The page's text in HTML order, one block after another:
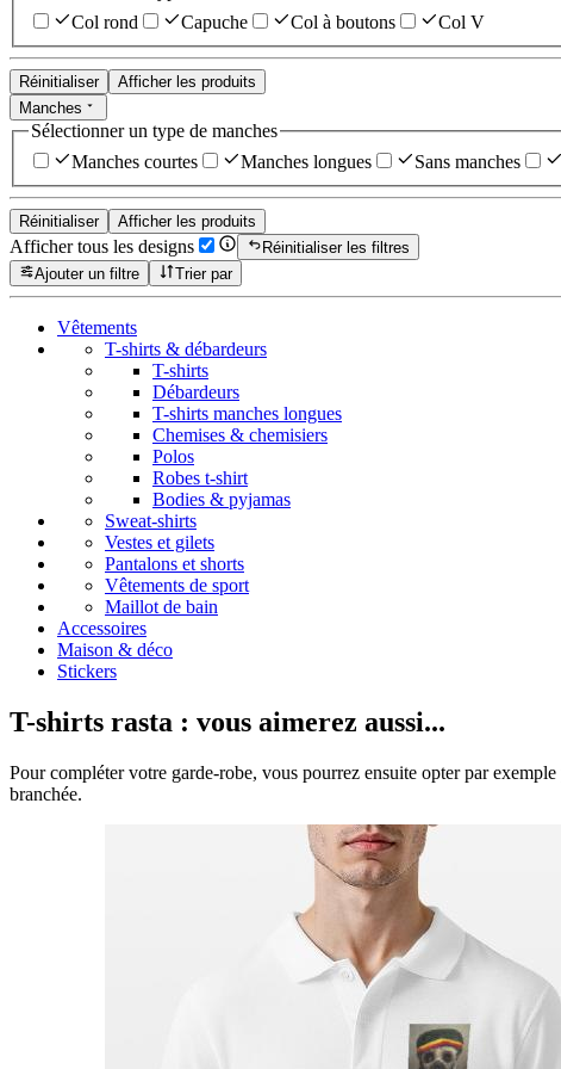
Col rond
Capuche Col à boutons Col V
Réinitialiser
Afficher les produits
Manches
Sélectionner un type de manches
Manches courtes
Manches longues Sans manches
Réinitialiser Afficher les produits
Afficher tous les designs
Réinitialiser les filtres
Ajouter un filtre
Trier par
Vêtements
T-shirts & débardeurs
T-shirts
Débardeurs
T-shirts manches longues
Chemises & chemisiers
Polos
Robes t-shirt
Bodies & pyjamas
Sweat-shirts
Vestes et gilets
Pantalons et shorts
Vêtements de sport
Maillot de bain
Accessoires
Maison & déco
Stickers
T-shirts rasta : vous aimerez aussi...
Pour compléter votre garde-robe, vous pourrez ensuite opter par
branchée.